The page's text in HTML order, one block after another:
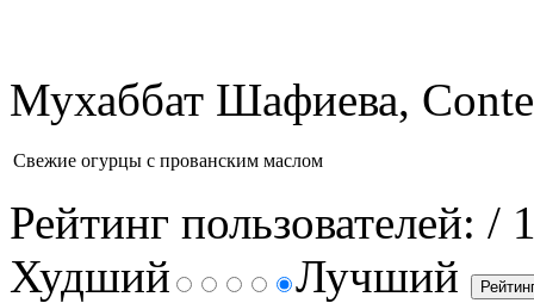
Мухаббат Шафиева,
Свежие огурцы с прованским маслом
Рейтинг пользователей: /
Худший
Лучший